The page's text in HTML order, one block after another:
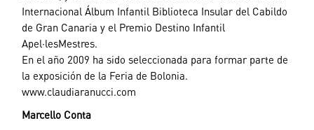
Internacional Álbum Infantil Biblioteca Insular del Cabildo
de Gran Canaria y el Premio Destino Infantil
Apel·lesMestres.
En el año 2009 ha sido seleccionada para formar parte de
la exposición de la Feria de Bolonia.
www.claudiaranucci.com
Marcello Conta